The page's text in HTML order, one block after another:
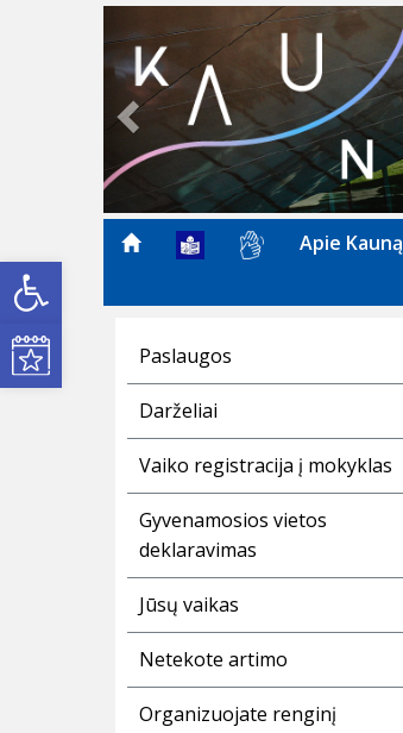
Open toolbar
Kultūros renginiai
Previous
Apie Kauną
Paslaugos
Darželiai
Vaiko registracija į mokyklas
Gyvenamosios vietos
deklaravimas
Jūsų vaikas
Netekote artimo
Organizuojate renginį